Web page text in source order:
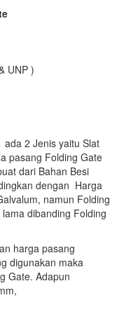
UNP )
2 Jenis yaitu Slat
pasang Folding Gate
dari Bahan Besi
dengan Harga
namun Folding
dibanding Folding
harga pasang
digunakan maka
Gate. Adapun